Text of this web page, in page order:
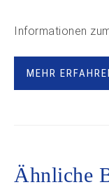
Informationen
MEHR
Ähnliche